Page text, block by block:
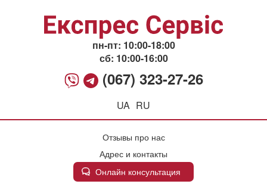
пн-пт: 10:00-18:00
сб: 10:00-16:00
(067) 323-27-26
UA RU
Отзывы про нас
Адрес и контакты
Онлайн консультация